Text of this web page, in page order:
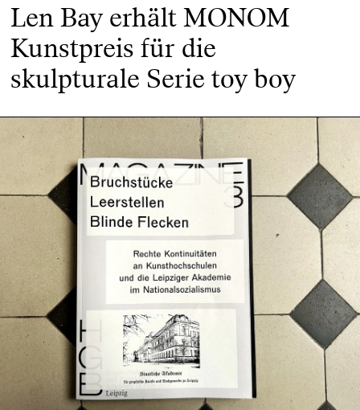
Len Bay erhält MONOM
Kunstpreis für die
skulpturale Serie toy boy